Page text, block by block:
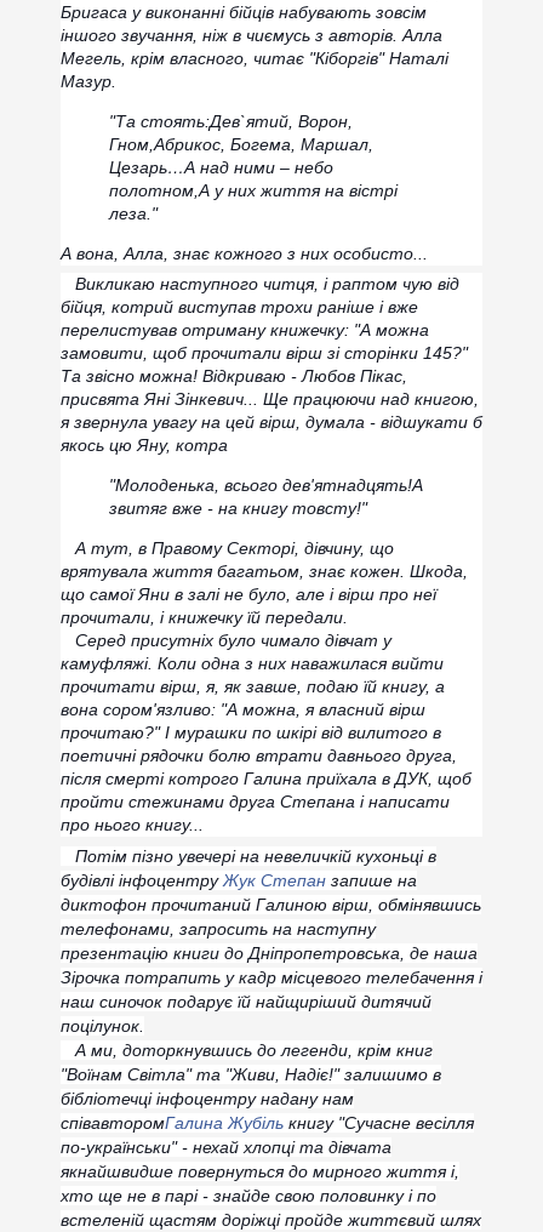
Бригаса у виконанні бійців набувають зовсім
іншого звучання, ніж в чиємусь з авторів. Алла
Мегель, крім власного, читає "Кіборгів" Наталі
Мазур.
"Та стоять:Дев`ятий, Ворон,
Гном, Абрикос, Богема, Маршал,
Цезарь…А над ними – небо
полотном, А у них життя на вістрі
леза."
А вона, Алла, знає кожного з них особисто...
Викликаю наступного читця, і раптом чую від
бійця, котрий виступав трохи раніше і вже
перелистував отриману книжечку: "А можна
замовити, щоб прочитали вірш зі сторінки 145?"
Та звісно можна! Відкриваю - Любов Пікас,
присвята Яні Зінкевич... Ще працюючи над книгою,
я звернула увагу на цей вірш, думала - відшукати б
якось цю Яну, котра
"Молоденька, всього дев'ятнадцять!А
звитяг вже - на книгу товсту!"
А тут, в Правому Секторі, дівчину, що
врятувала життя багатьом, знає кожен. Шкода,
що самої Яни в залі не було, але і вірш про неї
прочитали, і книжечку їй передали.
Серед присутніх було чимало дівчат у
камуфляжі. Коли одна з них наважилася вийти
прочитати вірш, я, як завше, подаю їй книгу, а
вона сором'язливо: "А можна, я власний вірш
прочитаю?" І мурашки по шкірі від вилитого в
поетичні рядочки болю втрати давнього друга,
після смерті котрого Галина приїхала в ДУК, щоб
пройти стежинами друга Степана і написати
про нього книгу...
Потім пізно увечері на невеличкій кухоньці в
будівлі інфоцентруЖук Степан запише на
диктофон прочитаний Галиною вірш, обмінявшись
телефонами, запросить на наступну
презентацію книги до Дніпропетровська, де наша
Зірочка потрапить у кадр місцевого телебачення і
наш синочок подарує їй найщиріший дитячий
поцілунок.
А ми, доторкнувшись до легенди, крім книг
"Воїнам Світла" та "Живи, Надіє!" залишимо в
бібліотечці інфоцентру надану нам
співавторомГалина Жубіль книгу "Сучасне весілля
по-українськи" - нехай хлопці та дівчата
якнайшвидше повернуться до мирного життя і,
хто ще не в парі - знайде свою половинку і по
встеленій щастям доріжці пройде життєвий шлях